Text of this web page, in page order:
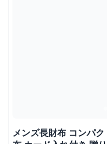
メンズ長財布 コンパ